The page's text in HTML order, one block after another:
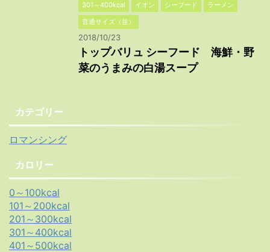
301～400kcal イオン シーフード
ラーメン
普通サイズ（並）
2018/10/23
トップバリュ シーフード 海鮮・野
菜のうまみの白湯スープ
カテゴリー
ロマンシング
カロリー
0～100kcal
101～200kcal
201～300kcal
301～400kcal
401～500kcal